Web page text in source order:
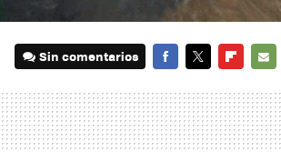
Sin comentarios
MAIL